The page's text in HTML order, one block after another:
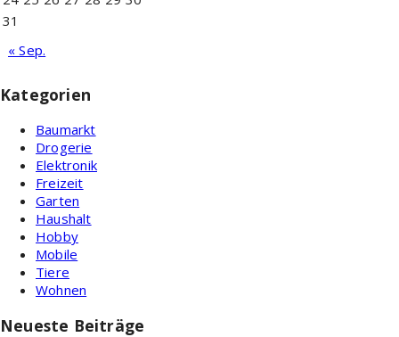
31
« Sep.
Kategorien
Baumarkt
Drogerie
Elektronik
Freizeit
Garten
Haushalt
Hobby
Mobile
Tiere
Wohnen
Neueste Beiträge